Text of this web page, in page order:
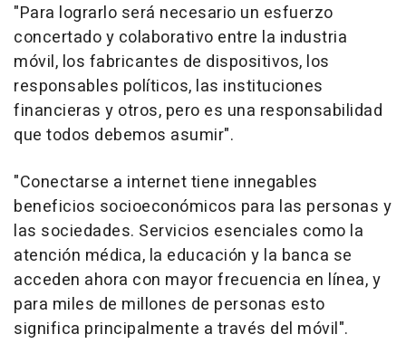
"Para lograrlo será necesario un esfuerzo
concertado y colaborativo entre la industria
móvil, los fabricantes de dispositivos, los
responsables políticos, las instituciones
financieras y otros, pero es una responsabilidad
que todos debemos asumir".
"Conectarse a internet tiene innegables
beneficios socioeconómicos para las personas y
las sociedades. Servicios esenciales como la
atención médica, la educación y la banca se
acceden ahora con mayor frecuencia en línea, y
para miles de millones de personas esto
significa principalmente a través del móvil".